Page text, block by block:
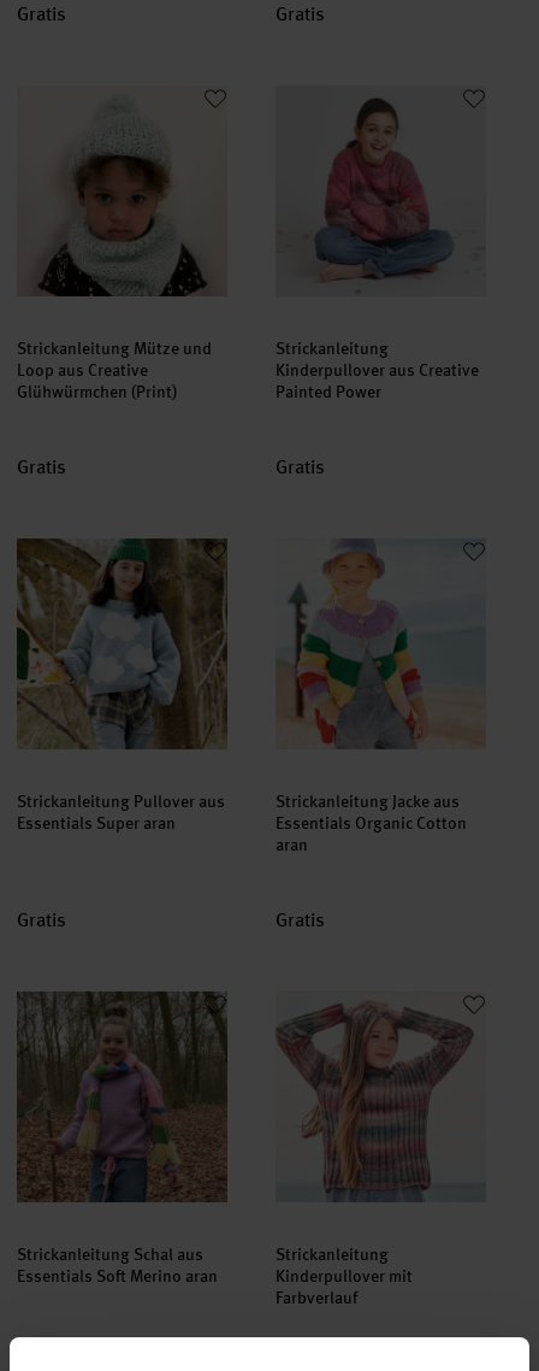
Gratis Gratis
Strickanleitung Mütze und Loop aus Creative Glühwürmchen
Strickanleitung Mütze und
Loop aus Creative
Glühwürmchen (Print)
Gratis
Strickanleitung Kinderpullover
Strickanleitung
Kinderpullover aus Creative
Painted Power
Gratis
Strickanleitung Pullover aus Essentials Super aran
Strickanleitung Pullover aus
Essentials Super aran
Gratis
Strickanleitung Jacke aus
Strickanleitung Jacke aus
Essentials Organic Cotton
aran
Gratis
Strickanleitung Schal aus Essentials Soft Merino aran
Strickanleitung Schal aus
Essentials Soft Merino aran
Strickanleitung Kinderpullover
Strickanleitung
Kinderpullover mit
Farbverlauf